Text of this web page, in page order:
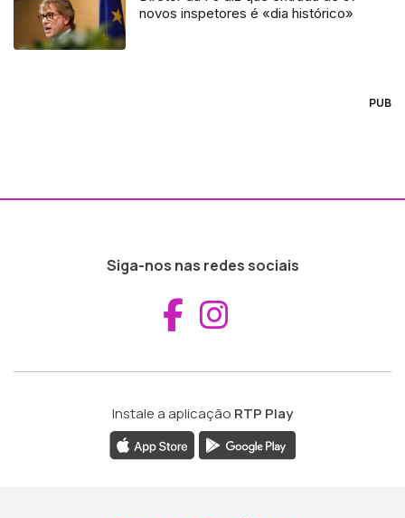
novos inspetores é «dia histórico»
PUB
Siga-nos nas redes sociais
Aceder ao
Instale a aplicação RTP Play